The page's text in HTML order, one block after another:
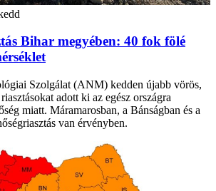
Bihar megyében: 40 fok fölé
Szolgálat (ANM) kedden újabb vörös,
adott ki az egész országra
miatt. Máramarosban, a Bánságban és a
van érvényben.